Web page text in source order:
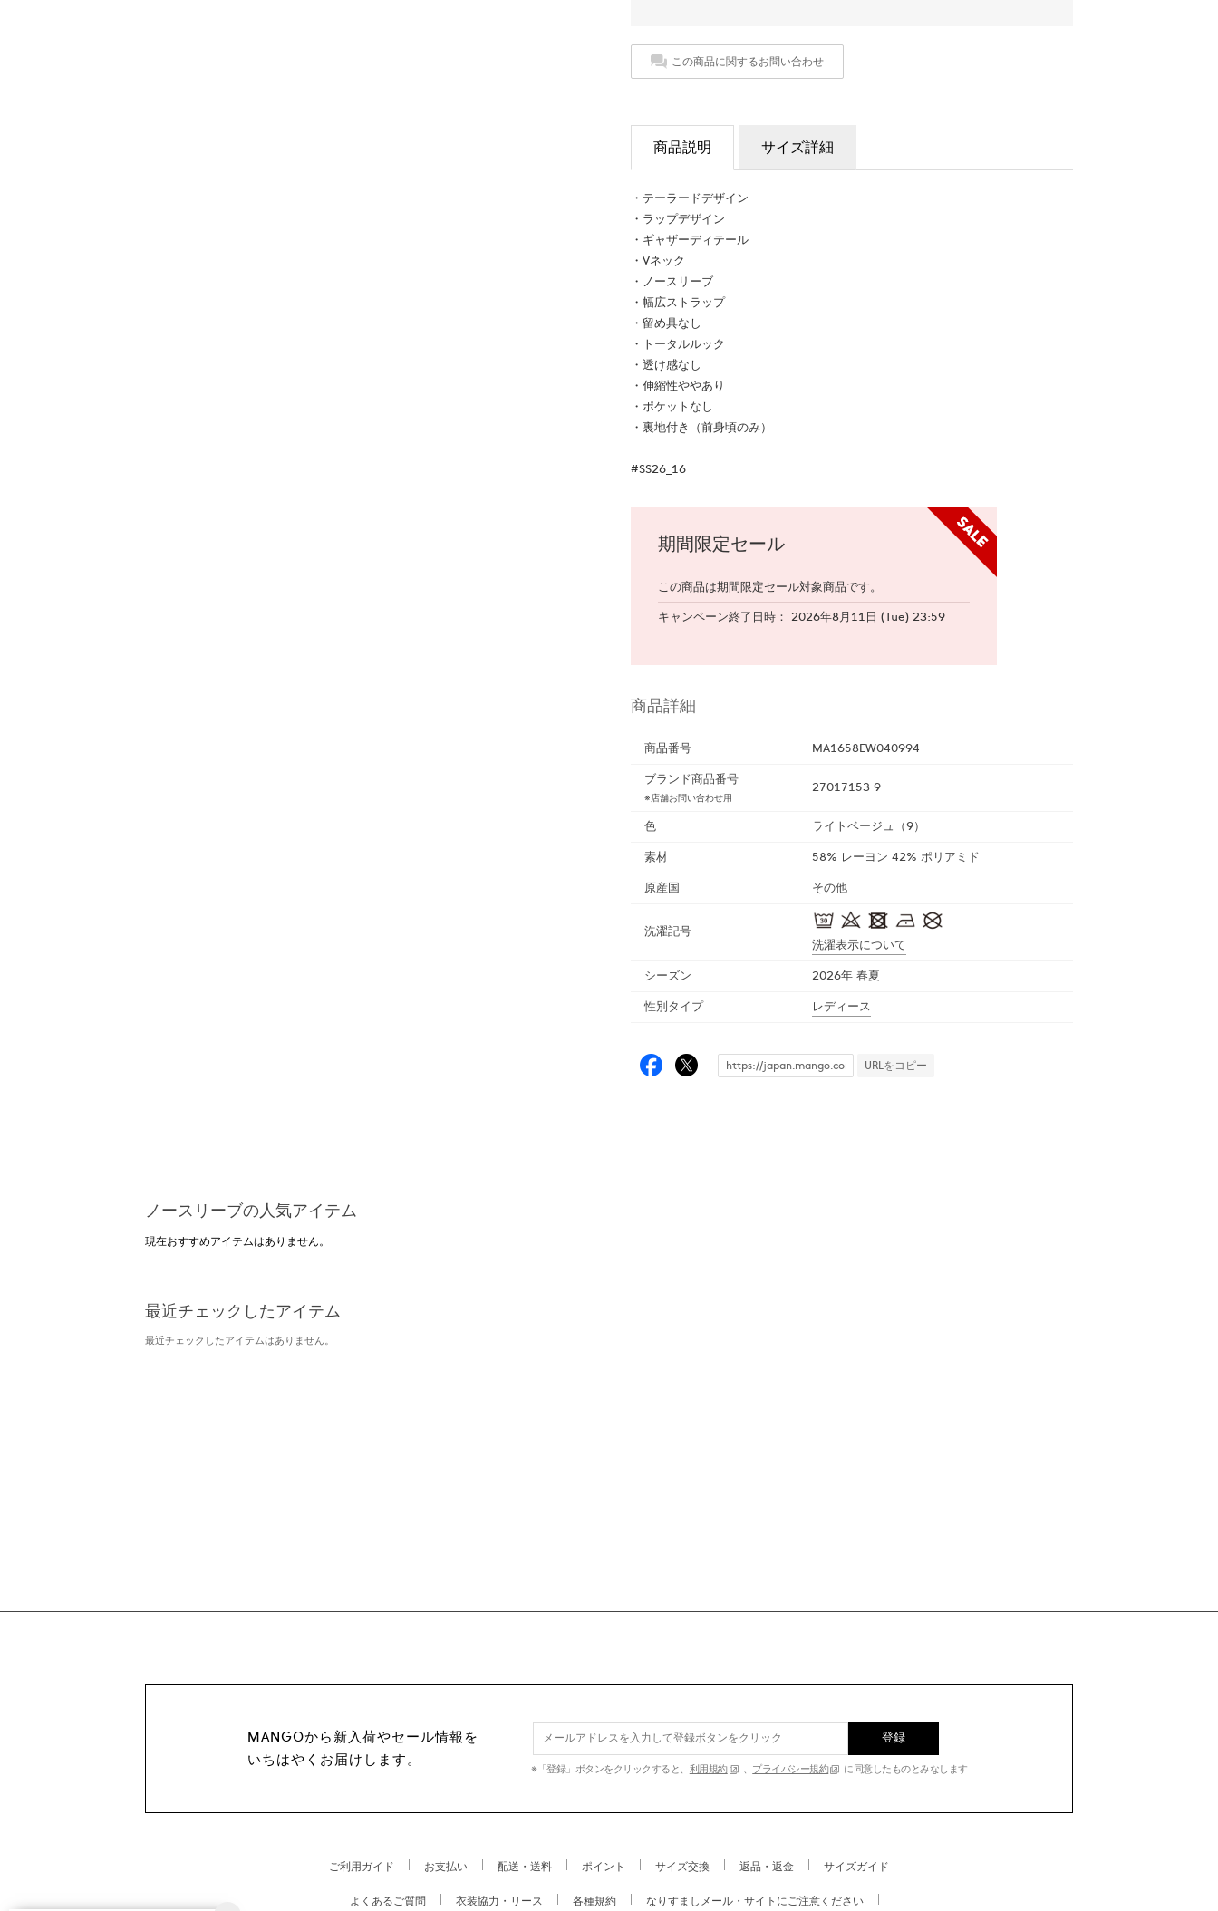
この商品に関するお問い合わせ
商品説明 サイズ詳細
・テーラードデザイン
・ラップデザイン
・ギャザーディテール
・Vネック
・ノースリーブ
・幅広ストラップ
・留め具なし
・トータルルック
・透け感なし
・伸縮性ややあり
・ポケットなし
・裏地付き（前身頃のみ）
#SS26_16
期間限定セール
この商品は期間限定セール対象商品です。
キャンペーン終了日時
2026年8月11日 (Tue) 23:59
商品詳細
商品番号
MA1658EW040994
ブランド商品番号
※店舗お問い合わせ用
27017153 9
色
ライトベージュ（9）
素材
58% レーヨン 42% ポリアミド
原産国
その他
洗濯記号
洗濯表示について
シーズン
2026年 春夏
性別タイプ
レディース
URLをコピー
ノースリーブの人気アイテム
現在おすすめアイテムはありません。
最近チェックしたアイテム
最近チェックしたアイテムはありません。
MANGOから新入荷やセール情報を
いちはやくお届けします。
登録
※「登録」ボタンをクリックすると、 利用規約 、 プライバシー規約 に同意したものとみなします
ご利用ガイド お支払い 配送・送料 ポイント サイズ交換 返品・返金 サイズガイド
よくあるご質問 衣装協力・リース 各種規約 なりすましメール・サイトにご注意ください